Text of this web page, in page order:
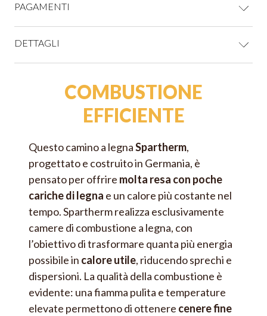
PAGAMENTI
CARTE DI CREDITO
BONIFICO BANCARIO
DETTAGLI
Forma vetro : diritto
Funzionamento sportello: scorrevole, non
automatico
Classe di efficienza energetica: A+
Potenza termica: a 7,7 a 17 KW
Indipedente dall'aria ambiente(RLU)X: opzionale
COMBUSTIONE
EFFICIENTE
Questo camino a legnaSpartherm,
progettato e costruito in Germania, è
pensato per offrire molta resa con poche
cariche di legna e un calore più costante nel
tempo. Spartherm realizza esclusivamente
camere di combustione a legna, con
l’obiettivo di trasformare quanta più energia
possibile in calore utile, riducendo sprechi e
dispersioni. La qualità della combustione è
evidente: una fiamma pulita e temperature
elevate permettono di ottenere cenere fine